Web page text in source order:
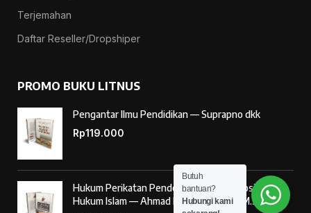
Terjemahan
Daftar Reseller/Dropshiper
PROMO BUKU LITNUS
Pengantar Ilmu Pendidikan — Suprapno dkk
Rp119.000
Hukum Perikatan Pendekatan Hukum Positif dan
Hukum Islam — Ahmad Musadad, S.H.I., M.S.I.
Butuh
bantuan?
Hubungi kami